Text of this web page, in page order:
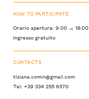
HOW TO PARTICIPATE
Orario apertura: 9:00 → 18:00
Ingresso gratuito
CONTACTS
tiziana.comin@gmail.com
Tel: +39 334 255 6570